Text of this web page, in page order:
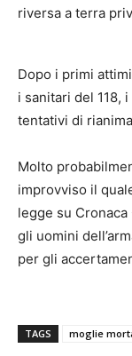
riversa a terra
Dopo i primi
i sanitari del 118,
tentativi di
Molto
improvviso il
legge su
gli uomini
per gli
TAGS moglie